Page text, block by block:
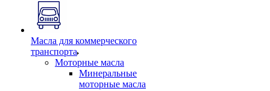
Масла для коммерческого
транспорта
Моторные масла
Минеральные
моторные масла